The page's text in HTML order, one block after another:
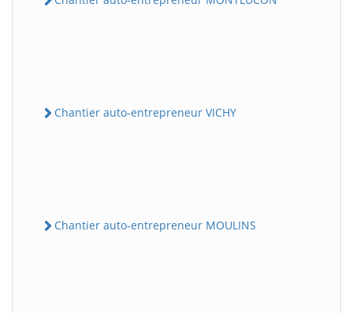
Chantier auto-entrepreneur VICHY
Chantier auto-entrepreneur MOULINS